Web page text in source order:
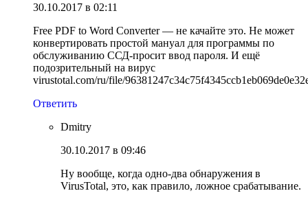
30.10.2017 в 02:11
Free PDF to Word Converter — не качайте это. Не может
конвертировать простой мануал для программы по
обслуживанию ССД-просит ввод пароля. И ещё
подозрительный на вирус
virustotal.com/ru/file/
Ответить
Dmitry
30.10.2017 в 09:46
Ну вообще, когда одно-два обнаружения в
VirusTotal, это, как правило, ложное срабатывание.